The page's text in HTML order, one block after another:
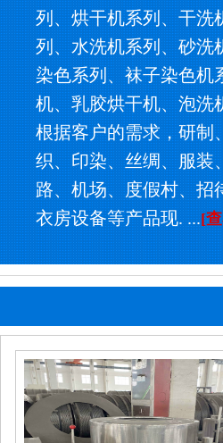
列、烘干机系列、干洗
列、水洗机系列、砂洗
染色系列、袜子染色机
机、乳胶烘干机、泡洗
根据客户的需求，研制
织、印染、丝绸、服装
路、机场、度假村、招
衣房设备等产品现. ...[